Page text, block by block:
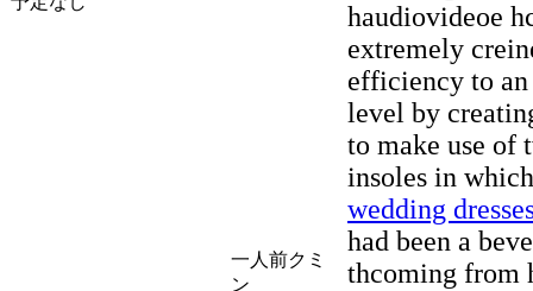
一人前クミ
ン
haudiovideoe
extremely
efficiency to
level by
to make use of
insoles in
wedding
had been a
thcoming from